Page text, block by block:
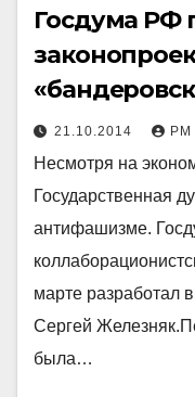
Госдума РФ
21.10.2014 РМ
Несмотря на
Государственная
антифашизме.
марте разработал
Сергей
была…